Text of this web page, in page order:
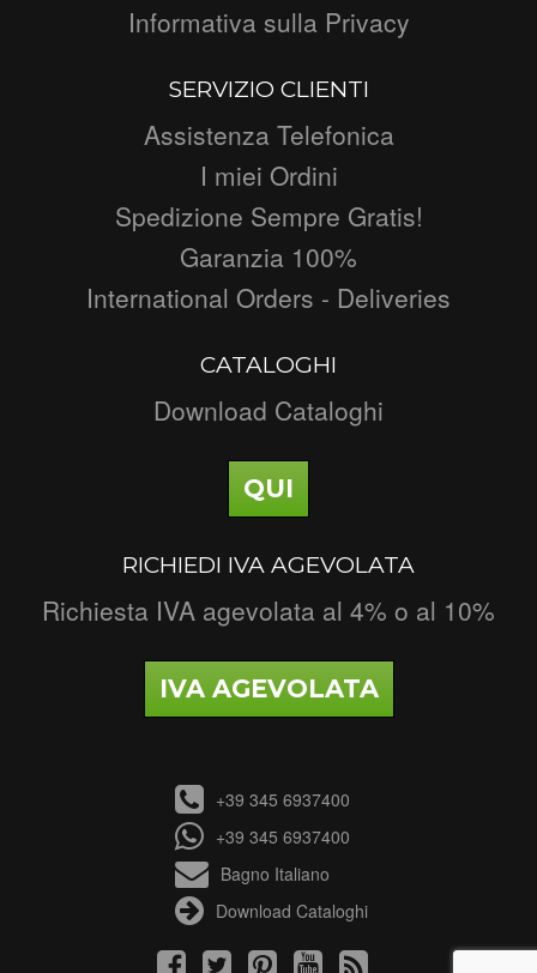
Informativa sulla Privacy
SERVIZIO CLIENTI
Assistenza Telefonica
I miei Ordini
Spedizione Sempre Gratis!
Garanzia 100%
International Orders - Deliveries
CATALOGHI
Download Cataloghi
QUI
RICHIEDI IVA AGEVOLATA
Richiesta IVA agevolata al 4% o al 10%
IVA AGEVOLATA
+39 345 6937400
+39 345 6937400
Bagno Italiano
Download Cataloghi